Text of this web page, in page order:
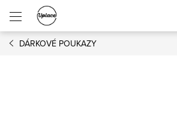
Přejít na obsah
DÁRKOVÉ POUKAZY